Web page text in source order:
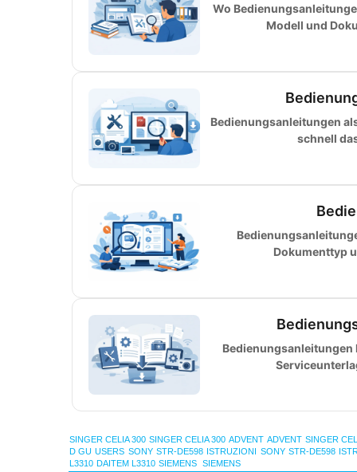
Wo
Modell und
Bedienungsanleitungen
schnell
Dokumenttyp
Bedienungsanleitungen
SINGER CELIA 300 SINGER CELIA 300 ADVENT ADVENT SINGER
D GU USERS SONY STR-DE598 ISTRUZIONI SONY STR-DE598
L3310 DAITEM L3310 SIEMENS SIEMENS